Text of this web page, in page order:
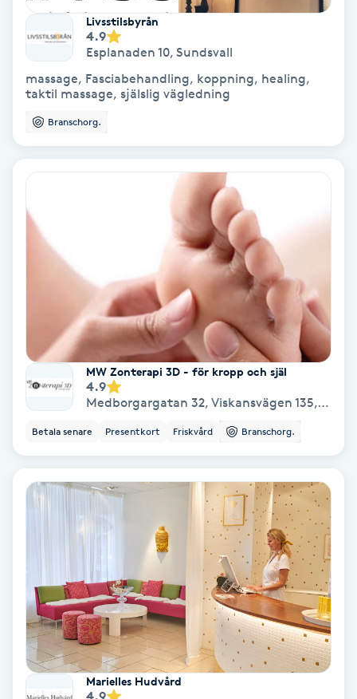
Koppningsmassage
Kosmetisk tatuering
Kostrådgivning
Kroppsinpackning
Käkledsbehandling
Kärlbehandling
Laserbehandling
Lashlift Keratin
LED-ljusterapi
Liktornar
LPG-behandling
LPG-massage
Luggklippning
Livsstilsbyrån
4.9
Esplanaden 10, Sundsvall
massage, Fasciabehandling, koppning, healing,
taktil massage, själslig vägledning
Branschorg.
MW Zonterapi 3D - för kropp och själ
4.9
Medborgargatan 32, Viskansvägen 135,
Betala senare Presentkort Friskvård Branschorg.
Marielles Hudvård